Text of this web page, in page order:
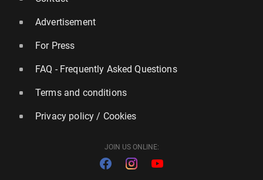
Advertisement
For Press
FAQ - Frequently Asked Questions
Terms and conditions
Privacy policy / Cookies
JOIN US ONLINE: